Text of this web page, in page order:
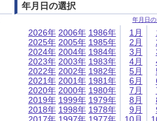
年月日の選択
年月日
2026年
2025年
2024年
2023年
2022年
2021年
2020年
2019年
2018年
2006年
2005年
2004年
2003年
2002年
2001年
2000年
1999年
1998年
1986年
1985年
1984年
1983年
1982年
1981年
1980年
1979年
1978年
1月
2月
3月
4月
5月
6月
7月
8月
9月